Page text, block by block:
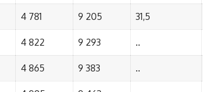
4 781 9 205 31,5
4 822 9 293 ..
4 865 9 383 ..